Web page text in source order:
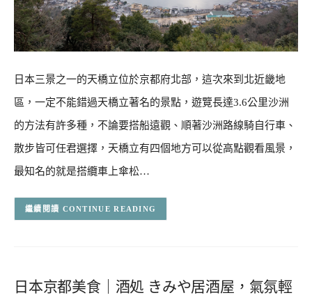
日本三景之一的天橋立位於京都府北部，這次來到北近畿地
區，一定不能錯過天橋立著名的景點，遊覽長達3.6公里沙洲
的方法有許多種，不論要搭船遠觀、順著沙洲路線騎自行車、
散步皆可任君選擇，天橋立有四個地方可以從高點觀看風景，
最知名的就是搭纜車上傘松…
CONTINUE READING
日本京都美食｜酒処 きみや居酒屋，氣氛輕